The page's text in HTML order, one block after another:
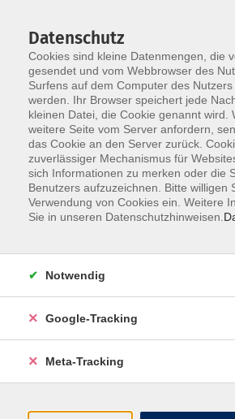
Skip to main content
Der Kurs konnte nicht gefunden
Datenschutz
Cookies sind kleine Datenmengen, die
gesendet und vom Webbrowser des
Surfens auf dem Computer des
werden. Ihr Browser speichert jede
kleinen Datei, die Cookie genannt wird.
weitere Seite vom Server anfordern,
das Cookie an den Server zurück.
zuverlässiger Mechanismus für
sich Informationen zu merken oder die
Benutzers aufzuzeichnen. Bitte willigen
Verwendung von Cookies ein. Weitere
Sie in unseren Datenschutzhinweisen.
Notwendig
Google-Tracking
Meta-Tracking